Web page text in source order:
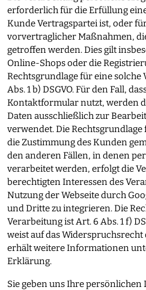
erforderlich für die Erfüllung
Kunde Vertragspartei ist, oder
vorvertraglicher Maßnahmen,
getroffen werden. Dies gilt
Online-Shops oder die
Rechtsgrundlage für eine
Abs. 1 b) DSGVO. Für den Fall,
Kontaktformular nutzt, werden
Daten ausschließlich zur
verwendet. Die
die Zustimmung des Kunden
den anderen Fällen, in denen
verarbeitet werden, erfolgt die
berechtigten Interessen des
Nutzung der Webseite durch
und Dritte zu integrieren. Die
Verarbeitung ist Art. 6 Abs. 1 f)
weist auf das
erhält weitere Informationen
Erklärung.
Sie geben uns Ihre persönlichen